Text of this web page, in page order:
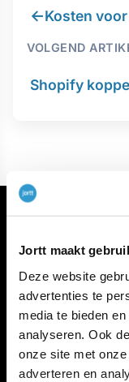
Jortt maakt
Deze website
advertenties te
media te bieden
analyseren. Ook
onze site met
adverteren en
←Kosten
VOLGEND
Shopify